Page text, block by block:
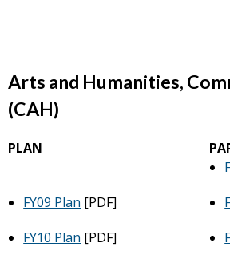
Arts and Humanities,
(CAH)
PLAN
FY09 Plan [PDF]
FY10 Plan [PDF]